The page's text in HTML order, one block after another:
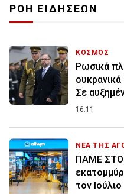
ΡΟΗ ΕΙΔΗΣΕΩΝ
ΚΟΣΜΟΣ
Ρωσικά
Σε
16:11
ΝΕΑ ΤΗΣ
ΠΑΜΕ
τον Ιούλιο